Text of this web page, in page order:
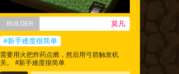
BUILDER 莫凡
#新手难度很简单
需要用火把炸药点燃，然后用弓箭触发机
关。 #新手难度很简单